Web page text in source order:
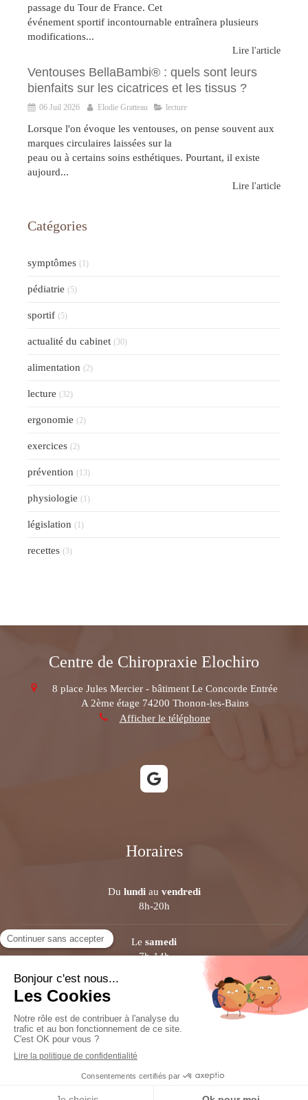
passage du Tour de France. Cet
événement sportif incontournable entraînera plusieurs
modifications...
Lire l'article
Ventouses BellaBambi® : quels sont leurs
bienfaits sur les cicatrices et les tissus ?
06 Juil 2026 Elodie Gratteau lecture
Lorsque l'on évoque les ventouses, on pense souvent aux
marques circulaires laissées sur la
peau ou à certains soins esthétiques. Pourtant, il existe
aujourd...
Lire l'article
Catégories
symptômes (1)
pédiatrie (5)
sportif (5)
actualité du cabinet (30)
alimentation (2)
lecture (32)
ergonomie (2)
exercices (2)
prévention (13)
physiologie (1)
législation (1)
recettes (3)
Centre de Chiropraxie Elochiro
8 place Jules Mercier - bâtiment Le Concorde Entrée
A 2ème étage 74200 Thonon-les-Bains
Afficher le téléphone
Horaires
Du lundiau vendredi
8h-20h
Le samedi
7h-14h
Mentions légales
Création et référencement du site par Simplébo
Site partenaire de
AFC